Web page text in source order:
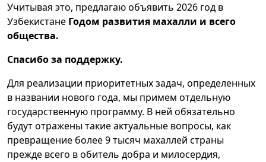
Учитывая это, предлагаю объявить 2026 год в
Узбекистане Годом развития махалли и всего
общества.
Спасибо за поддержку.
Для реализации приоритетных задач, определенных
в названии нового года, мы примем отдельную
государственную программу. В ней обязательно
будут отражены такие актуальные вопросы, как
превращение более 9 тысяч махаллей страны
прежде всего в обитель добра и милосердия,